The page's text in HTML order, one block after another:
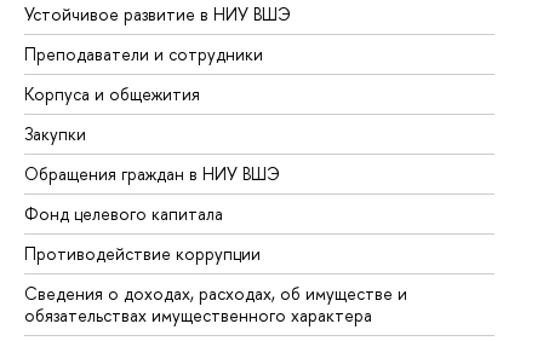
Устойчивое развитие в НИУ ВШЭ
Преподаватели и сотрудники
Корпуса и общежития
Закупки
Обращения граждан в НИУ ВШЭ
Фонд целевого капитала
Противодействие коррупции
Сведения о доходах, расходах, об имуществе и
обязательствах имущественного характера